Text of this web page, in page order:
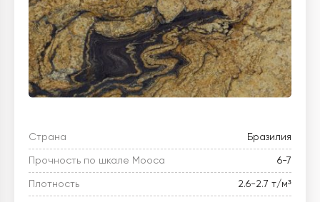
Страна Бразилия
Прочность по шкале Мооса 6-7
Плотность 2.6-2.7 т/м³